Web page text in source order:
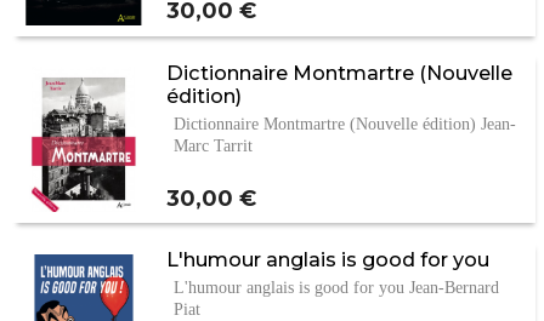
Prix
30,00 €
Dictionnaire Montmartre (Nouvelle
édition)
Dictionnaire Montmartre (Nouvelle édition) Jean-
Marc Tarrit
Prix
30,00 €
L'humour anglais is good for you
L'humour anglais is good for you Jean-Bernard
Piat